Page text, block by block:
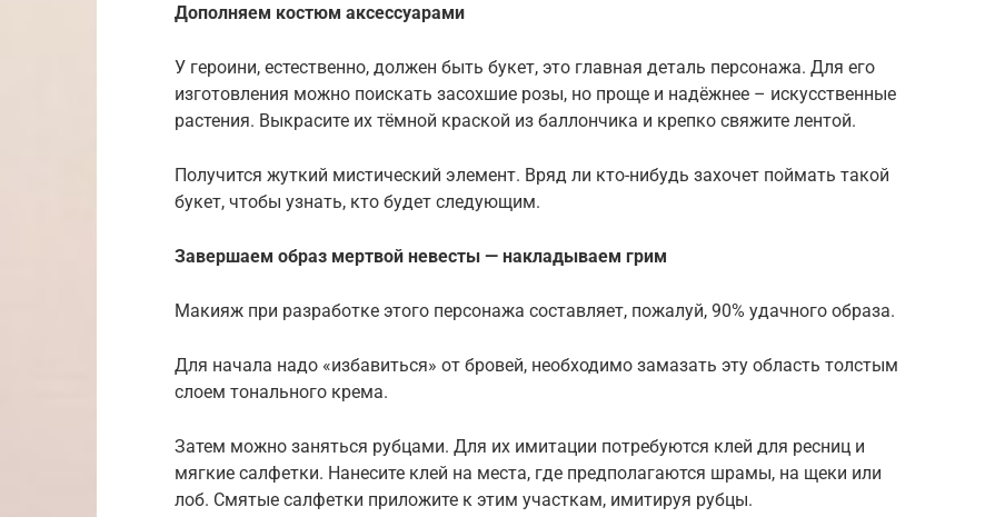
Дополняем костюм аксессуарами
У героини, естественно, должен быть букет, это главная деталь персонажа. Для его
изготовления можно поискать засохшие розы, но проще и надёжнее – искусственные
растения. Выкрасите их тёмной краской из баллончика и крепко свяжите лентой.
Получится жуткий мистический элемент. Вряд ли кто-нибудь захочет поймать такой
букет, чтобы узнать, кто будет следующим.
Завершаем образ мертвой невесты — накладываем грим
Макияж при разработке этого персонажа составляет, пожалуй, 90% удачного образа.
Для начала надо «избавиться» от бровей, необходимо замазать эту область толстым
слоем тонального крема.
Затем можно заняться рубцами. Для их имитации потребуются клей для ресниц и
мягкие салфетки. Нанесите клей на места, где предполагаются шрамы, на щеки или
лоб. Смятые салфетки приложите к этим участкам, имитируя рубцы.